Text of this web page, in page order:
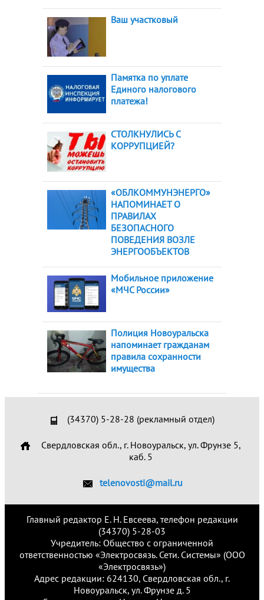
Ваш участковый
Памятка по уплате
Единого налогового
платежа!
СТОЛКНУЛИСЬ С
КОРРУПЦИЕЙ?
«ОБЛКОММУНЭНЕРГО»
НАПОМИНАЕТ О
ПРАВИЛАХ
БЕЗОПАСНОГО
ПОВЕДЕНИЯ ВОЗЛЕ
ЭНЕРГООБЪЕКТОВ
Мобильное приложение
«МЧС России»
Полиция Новоуральска
напоминает гражданам
правила сохранности
имущества
(34370) 5-28-28 (рекламный отдел)
Свердловская обл., г. Новоуральск, ул. Фрунзе 5,
каб. 5
telenovosti@mail.ru
Главный редактор Е. Н. Евсеева, телефон редакции
(34370) 5-28-03
Учредитель: Общество с ограниченной
ответственностью «Электросвязь. Сети. Системы» (ООО
«Электросвязь»)
Адрес редакции: 624130, Свердловская обл., г.
Новоуральск, ул. Фрунзе д. 5